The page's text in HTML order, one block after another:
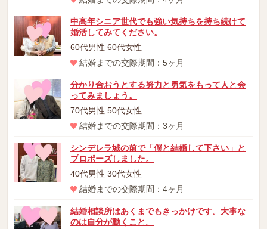
中高年シニア世代でも強い気持ちを持ち続けて
婚活してみてください。
60代男性 60代女性
結婚までの交際期間：5ヶ月
分かり合おうとする努力と勇気をもって人と会
ってみましょう。
70代男性 50代女性
結婚までの交際期間：3ヶ月
シンデレラ城の前で「僕と結婚して下さい」と
プロポーズしました。
40代男性 30代女性
結婚までの交際期間：4ヶ月
結婚相談所はあくまでもきっかけです。大事な
のは自分が動くこと。